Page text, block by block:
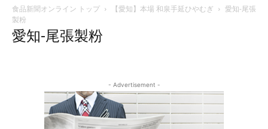
食品新聞オンライン トップ 【愛知】本場 和泉手延ひやむぎ
愛知-尾張
製粉
愛知-尾張製粉
- Advertisement -